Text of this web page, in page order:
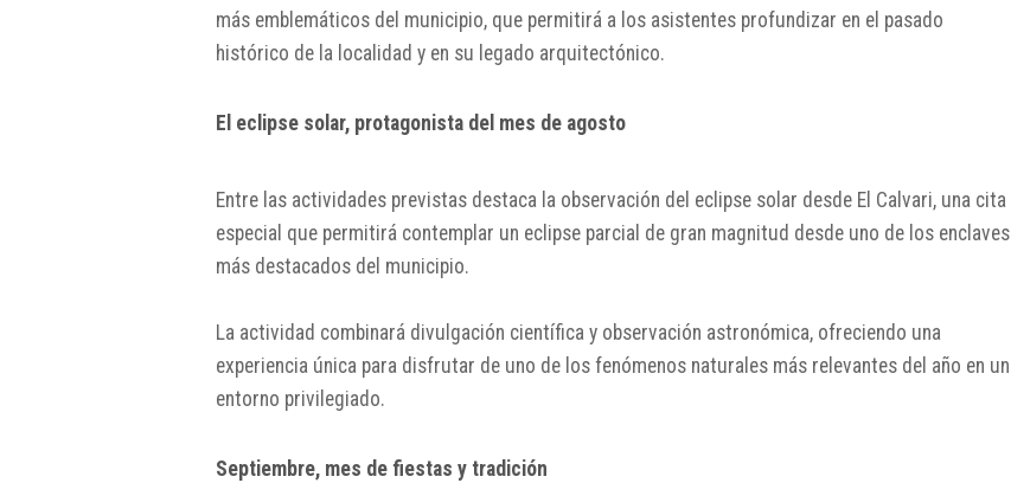
más emblemáticos del municipio, que permitirá a los asistentes profundizar en el pasado
histórico de la localidad y en su legado arquitectónico.
El eclipse solar, protagonista del mes de agosto
Entre las actividades previstas destaca la observación del eclipse solar desde El Calvari, una cita
especial que permitirá contemplar un eclipse parcial de gran magnitud desde uno de los enclaves
más destacados del municipio.
La actividad combinará divulgación científica y observación astronómica, ofreciendo una
experiencia única para disfrutar de uno de los fenómenos naturales más relevantes del año en un
entorno privilegiado.
Septiembre, mes de fiestas y tradición